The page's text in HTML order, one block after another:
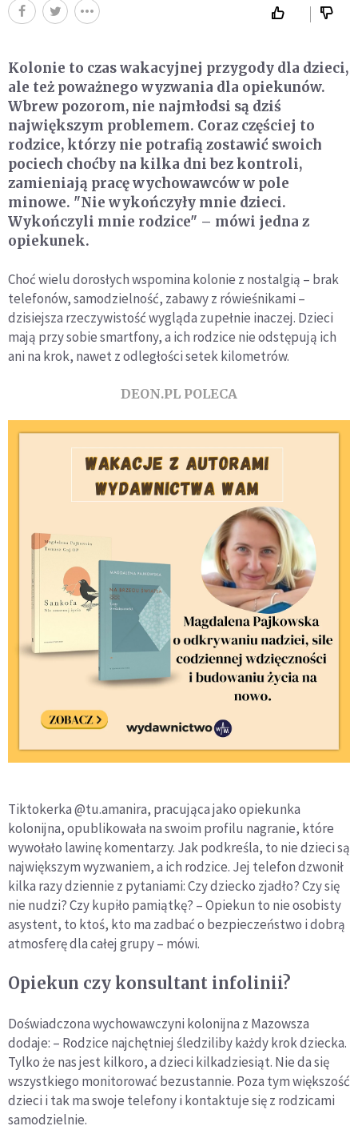
Kolonie to czas wakacyjnej przygody dla dzieci,
ale też poważnego wyzwania dla opiekunów.
Wbrew pozorom, nie najmłodsi są dziś
największym problemem. Coraz częściej to
rodzice, którzy nie potrafią zostawić swoich
pociech choćby na kilka dni bez kontroli,
zamieniają pracę wychowawców w pole
minowe. "Nie wykończyły mnie dzieci.
Wykończyli mnie rodzice" – mówi jedna z
opiekunek.
Choć wielu dorosłych wspomina kolonie z nostalgią – brak
telefonów, samodzielność, zabawy z rówieśnikami –
dzisiejsza rzeczywistość wygląda zupełnie inaczej. Dzieci
mają przy sobie smartfony, a ich rodzice nie odstępują ich
ani na krok, nawet z odległości setek kilometrów.
DEON.PL POLECA
Tiktokerka @tu.amanira, pracująca jako opiekunka
kolonijna, opublikowała na swoim profilu nagranie, które
wywołało lawinę komentarzy. Jak podkreśla, to nie dzieci są
największym wyzwaniem, a ich rodzice. Jej telefon dzwonił
kilka razy dziennie z pytaniami: Czy dziecko zjadło? Czy się
nie nudzi? Czy kupiło pamiątkę? – Opiekun to nie osobisty
asystent, to ktoś, kto ma zadbać o bezpieczeństwo i dobrą
atmosferę dla całej grupy – mówi.
Opiekun czy konsultant infolinii?
Doświadczona wychowawczyni kolonijna z Mazowsza
dodaje: – Rodzice najchętniej śledziliby każdy krok dziecka.
Tylko że nas jest kilkoro, a dzieci kilkadziesiąt. Nie da się
wszystkiego monitorować bezustannie. Poza tym większość
dzieci i tak ma swoje telefony i kontaktuje się z rodzicami
samodzielnie.